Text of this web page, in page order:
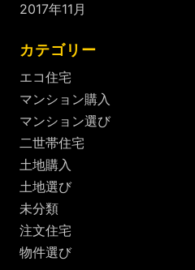
2017年11月
カテゴリー
エコ住宅
マンション購入
マンション選び
二世帯住宅
土地購入
土地選び
未分類
注文住宅
物件選び